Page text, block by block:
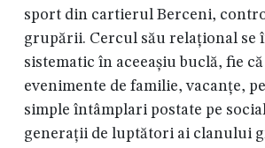
sport din cartierul Berceni,
grupării. Cercul său relațional se
sistematic în aceeașiu buclă, fie
evenimente de familie, vacanțe,
simple întâmplari postate pe
generații de luptători ai clanului